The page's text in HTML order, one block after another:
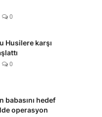
0
Husilere karşı
0
babasını hedef
operasyon